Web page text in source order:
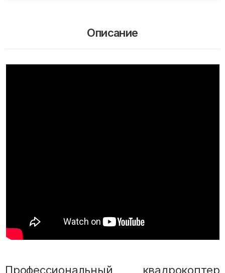
Описание
Профессиональный квадрокоптер